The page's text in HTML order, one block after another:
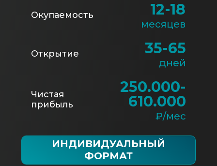
12-18
месяцев
35-65
дней
250.000-
610.000
₽/мес
Окупаемость
ИНДИВИДУАЛЬНЫЙ
ФОРМАТ
Открытие
Чистая
прибыль